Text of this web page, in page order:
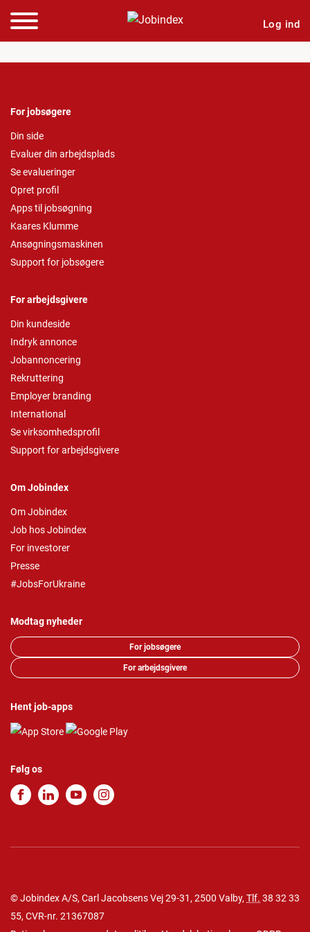
Log ind
For jobsøgere
Din side
Evaluer din arbejdsplads
Se evalueringer
Opret profil
Apps til jobsøgning
Kaares Klumme
Ansøgningsmaskinen
Support for jobsøgere
For arbejdsgivere
Din kundeside
Indryk annonce
Jobannoncering
Rekruttering
Employer branding
International
Se virksomhedsprofil
Support for arbejdsgivere
Om Jobindex
Om Jobindex
Job hos Jobindex
For investorer
Presse
#JobsForUkraine
Modtag nyheder
For jobsøgere
For arbejdsgivere
Hent job-apps
Følg os
© Jobindex A/S, Carl Jacobsens Vej 29-31, 2500 Valby, Tlf. 38 32 33
55, CVR-nr. 21367087